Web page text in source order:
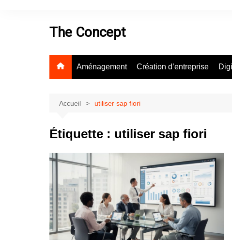
The Concept
Aménagement Création d’entreprise
Accueil utiliser sap fiori
Étiquette : utiliser sap fiori